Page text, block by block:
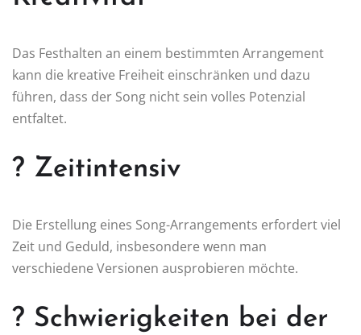
Das Festhalten an einem bestimmten Arrangement
kann die kreative Freiheit einschränken und dazu
führen, dass der Song nicht sein volles Potenzial
entfaltet.
? Zeitintensiv
Die Erstellung eines Song-Arrangements erfordert viel
Zeit und Geduld, insbesondere wenn man
verschiedene Versionen ausprobieren möchte.
? Schwierigkeiten bei der